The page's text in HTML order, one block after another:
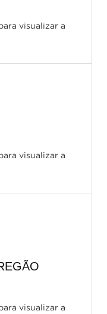
visualizar a
visualizar a
visualizar a